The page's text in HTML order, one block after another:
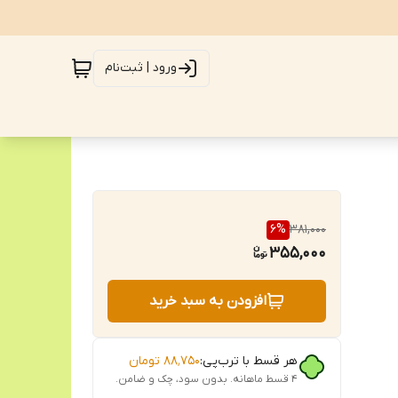
ورود | ثبت‌نام
381,000
6%
355,000
افزودن به سبد خرید
هر قسط با ترب‌پی:۸۸٬۷۵۰ تومان
۴ قسط ماهانه. بدون سود، چک و ضامن.